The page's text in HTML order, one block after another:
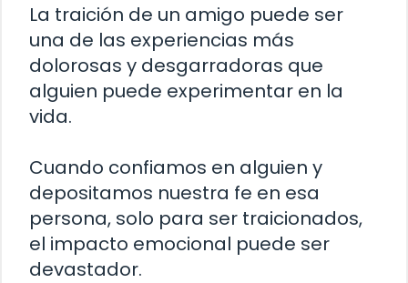
La traición de un amigo puede ser
una de las experiencias más
dolorosas y desgarradoras que
alguien puede experimentar en la
vida.
Cuando confiamos en alguien y
depositamos nuestra fe en esa
persona, solo para ser traicionados,
el impacto emocional puede ser
devastador.